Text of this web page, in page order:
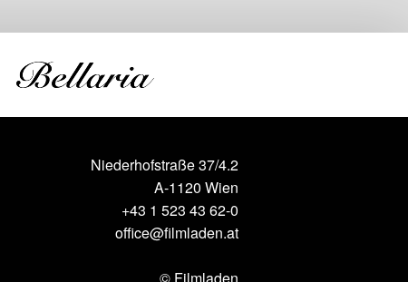
Niederhofstraße 37/4.2
A-1120 Wien
+43 1 523 43 62-0
office@filmladen.at